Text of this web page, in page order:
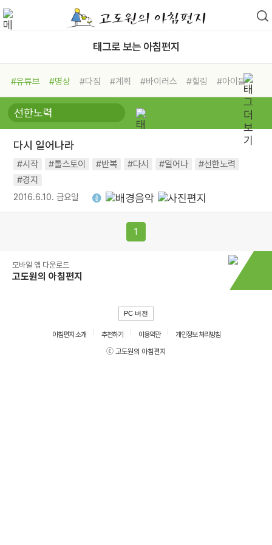
태그로 보는 아침편지
#유튜브 #명상 #다짐 #계획 #바이러스 #힐링
#아이들
#비전캠프
#독서캠프 #삶
#희망
#나눔 #친구 #링컨학교
#독서
#건강 #면역력
다시 일어나라
#시작 #톨스토이 #반복 #다시 #일어나
#선한노력
#경지
2016.6.10. 금요일
1
모바일 앱 다운로드
고도원의 아침편지
PC 버전
아침편지 소개 추천하기 이용약관
개인정보 처리방침
ⓒ 고도원의 아침편지